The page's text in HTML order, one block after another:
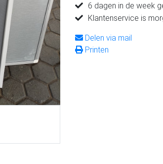
6 dagen in de week
Klantenservice is
Delen via mail
Printen